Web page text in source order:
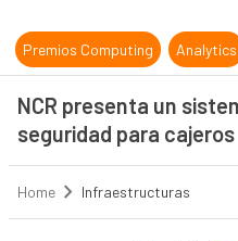
Premios Computing Analytics
NCR presenta un
seguridad para cajeros
Home Infraestructuras